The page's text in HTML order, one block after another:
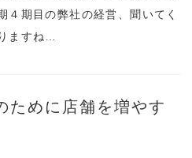
４期目の弊社の経営、聞いてく
ますね…
ために店舗を増やす